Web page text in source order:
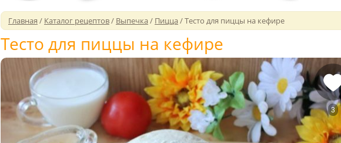
Главная / Каталог рецептов/ Выпечка/ Пицца/Тесто для пиццы на кефире
Тесто для пиццы на кефире
3